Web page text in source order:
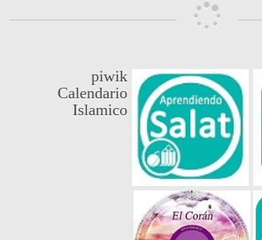
piwik
Calendario
Islamico